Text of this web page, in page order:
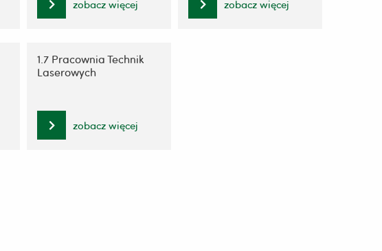
zobacz więcej zobacz więcej
1.7 Pracownia Technik
Laserowych
zobacz więcej